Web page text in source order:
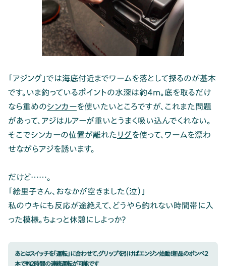
「アジング」では海底付近までワームを落として探るのが基本
です。いま釣っているポイントの水深は約4m。底を取るだけ
なら重めのシンカーを使いたいところですが、これまた問題
があって、アジはルアーが重いとうまく吸い込んでくれない。
そこでシンカーの位置が離れた リグを使って、ワームを漂わ
せながらアジを誘います。
だけど……。
「絵里子さん、おなかが空きました（泣）」
私のウキにも反応が途絶えて、どうやら釣れない時間帯に入
った模様。ちょっと休憩にしよっか？
あとはスイッチを「運転」に合わせて、グリップを引けばエンジン始動！新品のボンベ2
本で約2時間の連続運転が可能です